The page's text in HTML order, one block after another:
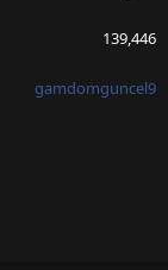
139,446
gamdomguncel9